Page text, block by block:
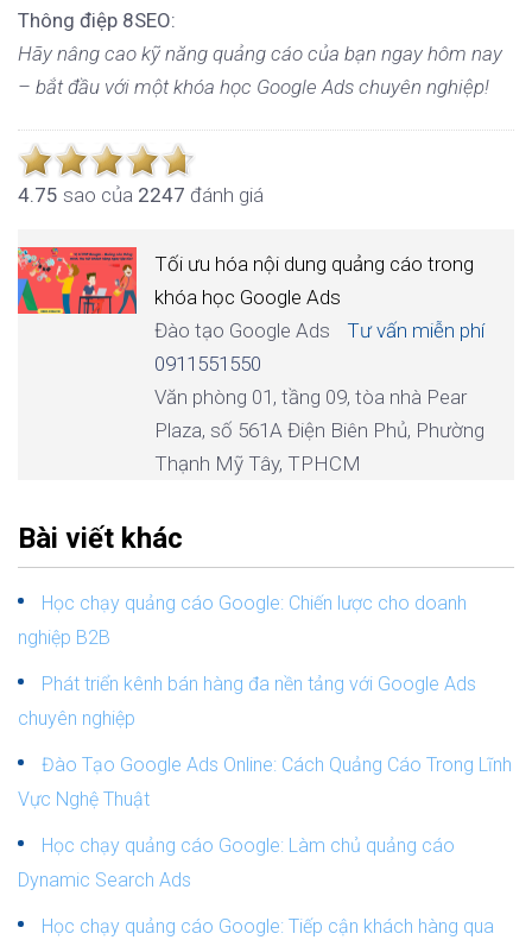
Thông điệp 8SEO:
Hãy nâng cao kỹ năng quảng cáo của bạn ngay hôm nay
– bắt đầu với một khóa học Google Ads chuyên nghiệp!
4.75 sao của 2247 đánh giá
Tối ưu hóa nội dung quảng cáo trong
khóa học Google Ads
Đào tạo Google Ads
Tư vấn miễn phí
0911551550
Văn phòng 01, tầng 09, tòa nhà Pear
Plaza, số 561A Điện Biên Phủ, Phường
Thạnh Mỹ Tây, TPHCM
Bài viết khác
Học chạy quảng cáo Google: Chiến lược cho doanh
nghiệp B2B
Phát triển kênh bán hàng đa nền tảng với Google Ads
chuyên nghiệp
Đào Tạo Google Ads Online: Cách Quảng Cáo Trong Lĩnh
Vực Nghệ Thuật
Học chạy quảng cáo Google: Làm chủ quảng cáo
Dynamic Search Ads
Học chạy quảng cáo Google: Tiếp cận khách hàng qua